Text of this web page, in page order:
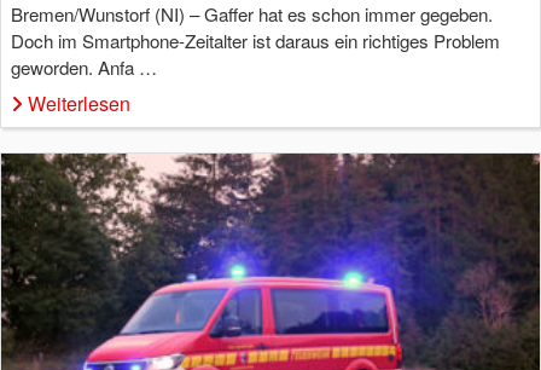
Bremen/Wunstorf (NI) – Gaffer hat es schon immer gegeben.
Doch im Smartphone-Zeitalter ist daraus ein richtiges Problem
geworden. Anfa …
Weiterlesen